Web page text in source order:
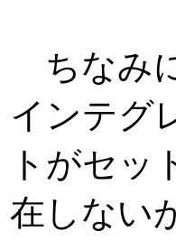
ちなみ
インテグ
トがセッ
在しない